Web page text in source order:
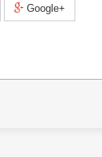
Google+